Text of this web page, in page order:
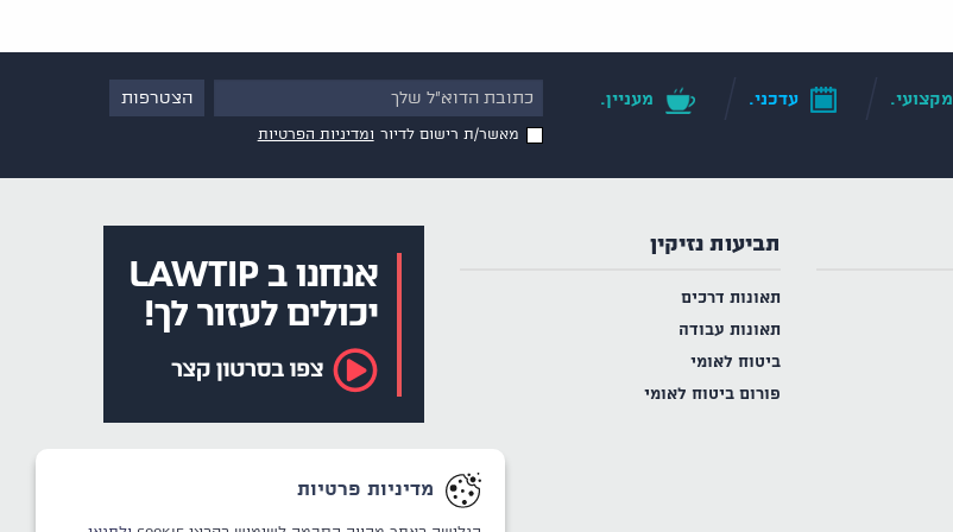
מקצועי. עדכני. מעניין.
מאשר/ת רישום לדיור ומדיניות הפרטיות
תביעות נזיקין
תאונות דרכים
תאונות עבודה
ביטוח לאומי
פורום ביטוח לאומי
מדיניות פרטיות